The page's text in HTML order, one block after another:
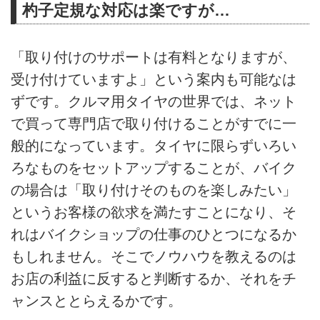
杓子定規な対応は楽ですが…
「取り付けのサポートは有料となりますが、
受け付けていますよ」という案内も可能なは
ずです。クルマ用タイヤの世界では、ネット
で買って専門店で取り付けることがすでに一
般的になっています。タイヤに限らずいろい
ろなものをセットアップすることが、バイク
の場合は「取り付けそのものを楽しみたい」
というお客様の欲求を満たすことになり、そ
れはバイクショップの仕事のひとつになるか
もしれません。そこでノウハウを教えるのは
お店の利益に反すると判断するか、それをチ
ャンスととらえるかです。